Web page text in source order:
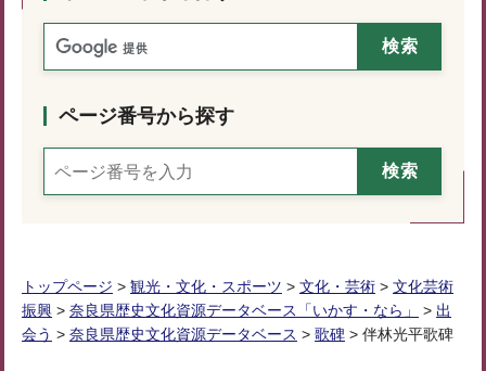
ページ番号から探す
トップページ > 観光・文化・スポーツ > 文化・芸術 > 文化芸術
振興 > 奈良県歴史文化資源データベース「いかす・なら」 > 出
会う > 奈良県歴史文化資源データベース > 歌碑 > 伴林光平歌碑